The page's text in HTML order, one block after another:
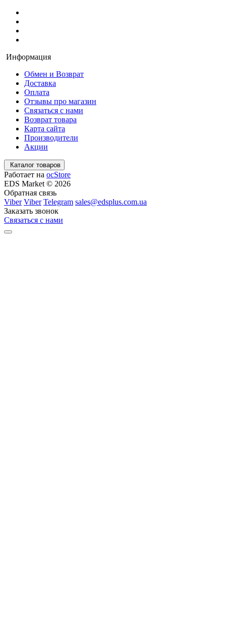
Информация
Обмен и Возврат
Доставка
Оплата
Отзывы про магазин
Связаться с нами
Возврат товара
Карта сайта
Производители
Акции
Каталог товаров
Работает на ocStore
EDS Market © 2026
Обратная связь
Viber Viber Telegram sales@edsplus.com.ua
Заказать звонок
Связаться с нами